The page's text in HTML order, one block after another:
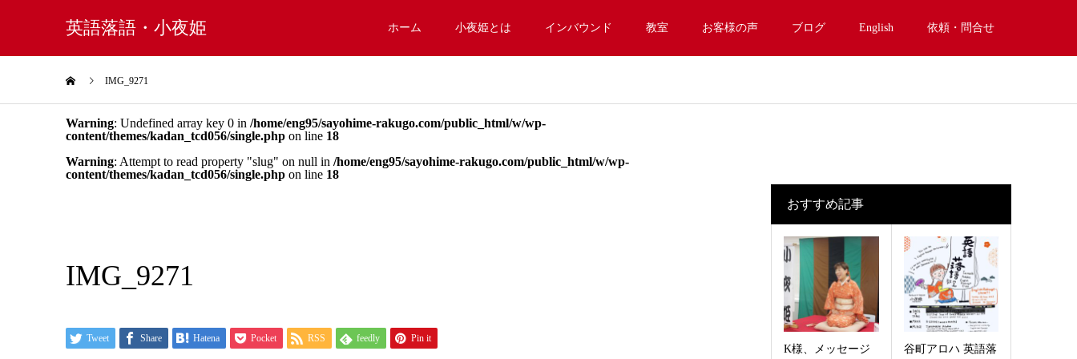
英語落語・小夜姫 ホーム 小夜姫とは インバウンド 教室 お客様の声 ブログ English 依頼・問合せ
IMG_9271
Warning: Undefined array key 0 in /home/eng95/sayohime-rakugo.com/public_html/w/wp-
content/themes/kadan_tcd056/single.php on line 18
Warning: Attempt to read property "slug" on null in /home/eng95/sayohime-rakugo.com/public_html/w/wp-
content/themes/kadan_tcd056/single.php on line 18
IMG_9271
Tweet Share Hatena Pocket RSS feedly Pin it
おすすめ記事
K様、メッセージ
谷町アロハ 英語落